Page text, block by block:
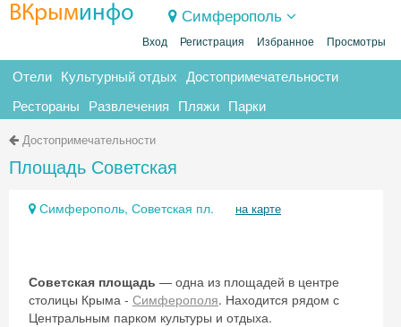
ВКрыминфо Симферополь
Вход Регистрация Избранное Просмотры
Отели Культурный отдых Достопримечательности
Рестораны Развлечения Пляжи Парки
Достопримечательности
Площадь Советская
Симферополь, Советская пл. на карте
Советская площадь — одна из площадей в центре
столицы Крыма - Симферополя. Находится рядом с
Центральным парком культуры и отдыха.